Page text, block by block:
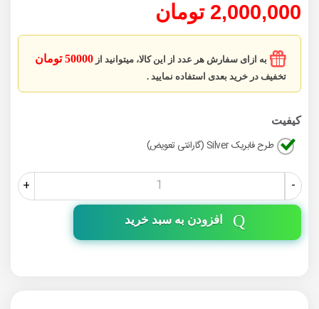
2,000,000 تومان
به ازای سفارش هر عدد از این کالا، میتوانید از 50000 تومان
تخفیف در خرید بعدی استفاده نمایید .
کیفیت
طرح فابریک Silver (گارانتی تعویض)
-
+
افزودن به سبد خرید